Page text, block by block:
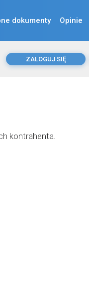
dokumenty Opinie
ZALOGUJ SIĘ
kontrahenta.